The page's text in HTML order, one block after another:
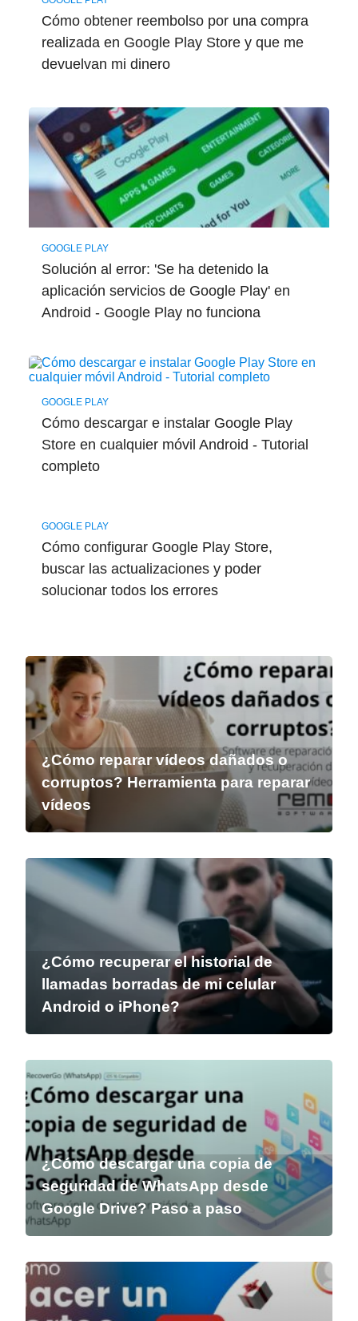
Cómo obtener reembolso por una compra
realizada en Google Play Store y que me
devuelvan mi dinero
GOOGLE PLAY
Solución al error: 'Se ha detenido la
aplicación servicios de Google Play' en
Android - Google Play no funciona
GOOGLE PLAY
Cómo descargar e instalar Google Play
Store en cualquier móvil Android - Tutorial
completo
GOOGLE PLAY
Cómo configurar Google Play Store,
buscar las actualizaciones y poder
solucionar todos los errores
¿Cómo reparar vídeos dañados o
corruptos? Herramienta para reparar
vídeos
¿Cómo recuperar el historial de
llamadas borradas de mi celular
Android o iPhone?
¿Cómo descargar una copia de
seguridad de WhatsApp desde
Google Drive? Paso a paso